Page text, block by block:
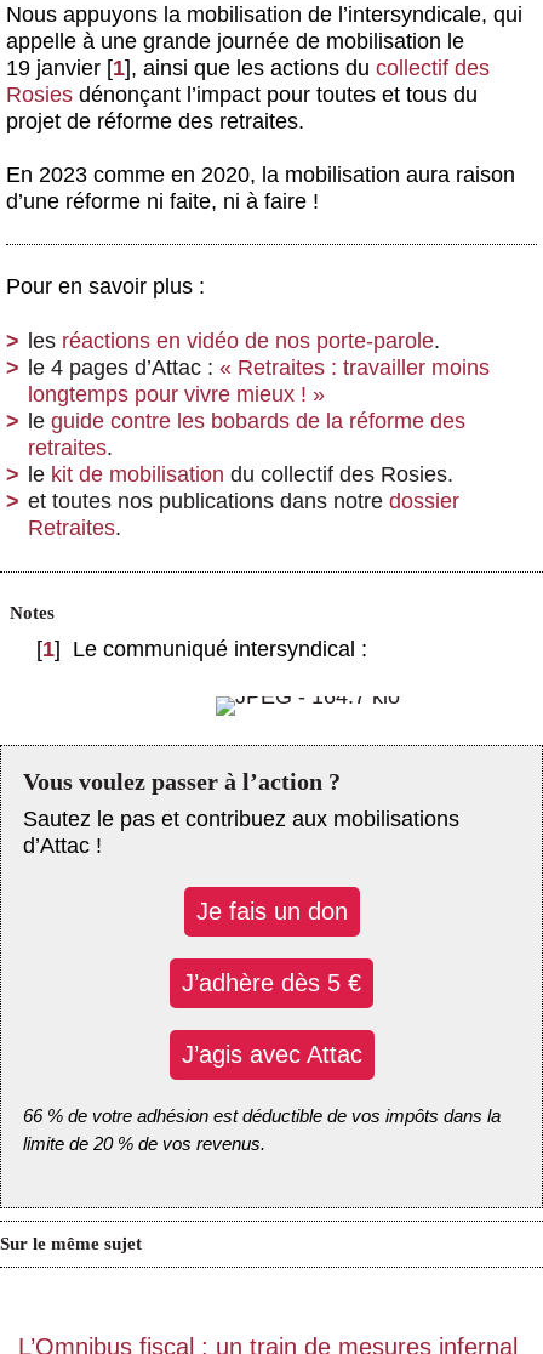
Nous appuyons la mobilisation de l’intersyndicale, qui
appelle à une grande journée de mobilisation le
19 janvier [1], ainsi que les actions du collectif des
Rosies dénonçant l’impact pour toutes et tous du
projet de réforme des retraites.
En 2023 comme en 2020, la mobilisation aura raison
d’une réforme ni faite, ni à faire !
Pour en savoir plus :
les réactions en vidéo de nos porte-parole.
le 4 pages d’Attac : « Retraites : travailler moins
longtemps pour vivre mieux ! »
le guide contre les bobards de la réforme des
retraites.
le kit de mobilisation du collectif des Rosies.
et toutes nos publications dans notre dossier
Retraites.
Notes
[1] Le communiqué intersyndical :
Vous voulez passer à l’action ?
Sautez le pas et contribuez aux mobilisations
d’Attac !
Je fais un don
J’adhère dès 5 €
J’agis avec Attac
66 % de votre adhésion est déductible de vos impôts dans la
limite de 20 % de vos revenus.
Sur le même sujet
L’Omnibus fiscal : un train de mesures infernal